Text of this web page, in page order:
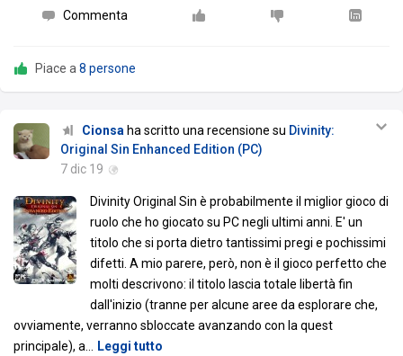
Commenta
Piace a 8 persone
Cionsa ha scritto una recensione su Divinity:
Original Sin Enhanced Edition (PC)
7 dic 19
Divinity Original Sin è probabilmente il miglior gioco di
ruolo che ho giocato su PC negli ultimi anni. E' un
titolo che si porta dietro tantissimi pregi e pochissimi
difetti. A mio parere, però, non è il gioco perfetto che
molti descrivono: il titolo lascia totale libertà fin
dall'inizio (tranne per alcune aree da esplorare che,
ovviamente, verranno sbloccate avanzando con la quest
principale), a
Leggi tutto